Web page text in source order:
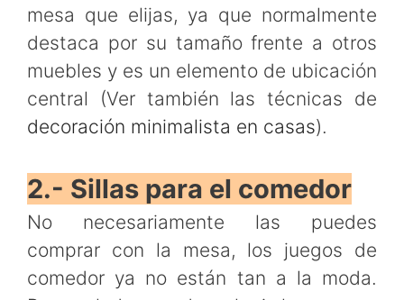
mesa que elijas, ya que normalmente
destaca por su tamaño frente a otros
muebles y es un elemento de ubicación
central (Ver también las técnicas de
decoración minimalista en casas).
2.- Sillas para el comedor
No necesariamente las puedes
comprar con la mesa, los juegos de
comedor ya no están tan a la moda.